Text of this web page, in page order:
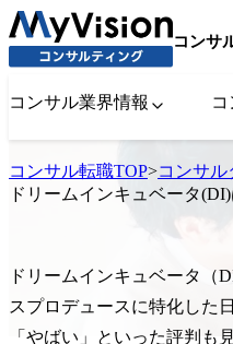
コンサ
コンサル業界情報
コンサル転職TOP>コンサル
ドリームインキュベータ
ドリームインキュベータ（
スプロデュースに特化した
「やばい」といった評判も